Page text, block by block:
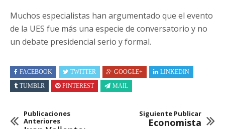
Muchos especialistas han argumentado que el evento
de la UES fue más una especie de conversatorio y no
un debate presidencial serio y formal.
FACEBOOK TWITTER GOOGLE+
LINKEDIN
TUMBLR
PINTEREST MAIL
Publicaciones
Anteriores
Siguiente Publicar
Economista